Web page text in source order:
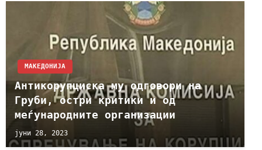
МАКЕДОНИЈА
Антикорупциска му одговори на
Груби, остри критики и од
меѓународните организации
јуни 28, 2023